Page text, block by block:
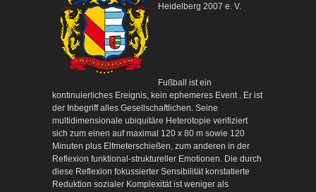
Heidelberg 2007 e. V.
Fußball ist ein
kontinuierliches Ereignis, kein ephemeres Event . Er ist
der Inbegriff alles Gesellschaftlichen. Seine
multidimensionale ubiquitäre Heterotopie verifiziert
sich zum einen auf maximal 120 x 80 m sowie 120
Minuten plus Elfmeterschießen, zum anderen in der
Reflexion funktional-struktureller Emotionen. Die durch
diese Reflexion fokussierter Sensibilität konstatierte
Reduktion sozialer Komplexität ist weniger als